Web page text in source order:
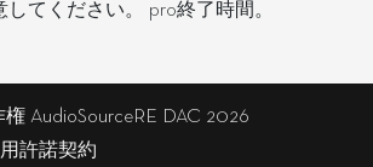
してください。 pro終了時間。
AudioSourceRE DAC 2026
許諾契約